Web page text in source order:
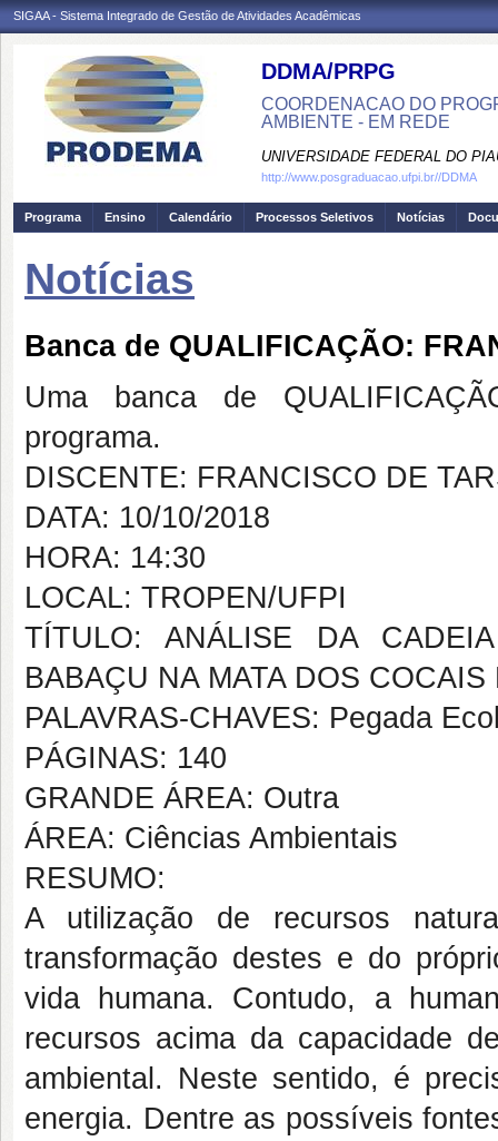
SIGAA - Sistema Integrado de Gestão de Atividades Acadêmicas
DDMA/PRPG
COORDENACAO DO
AMBIENTE - EM REDE
UNIVERSIDADE FEDERAL DO
http://www.posgraduacao.ufpi.br//DDMA
Programa Ensino Calendário Processos Seletivos Notícias
Notícias
Banca de QUALIFICAÇÃO:
Uma banca de
programa.
DISCENTE: FRANCISCO DE
DATA: 10/10/2018
HORA: 14:30
LOCAL: TROPEN/UFPI
TÍTULO: ANÁLISE DA
BABAÇU NA MATA DOS
PALAVRAS-CHAVES: Pegada
PÁGINAS: 140
GRANDE ÁREA: Outra
ÁREA: Ciências Ambientais
RESUMO:
A utilização de recursos
transformação destes e do
vida humana. Contudo, a
recursos acima da capacidade
ambiental. Neste sentido, é
energia. Dentre as possíveis